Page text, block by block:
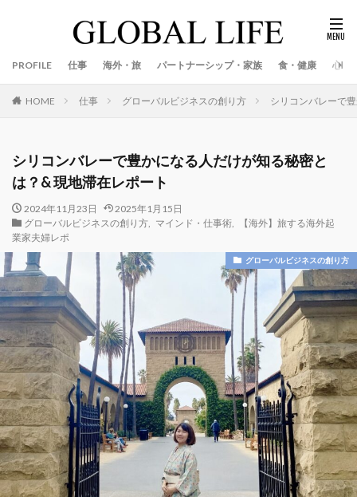
PROFILE 仕事 海外・旅 パートナーシップ・家族 食・健康 心
HOME 仕事 グローバルビジネスの創り方 シリコンバレーで
シリコンバレーで豊かになる人だけが知る秘密と
は？& 現地滞在レポート
2024年11月23日
2025年1月15日
グローバルビジネスの創り方, マインド・仕事術,
【海外】旅する海外起
業家夫婦レポ
グローバルビジネスの創り方